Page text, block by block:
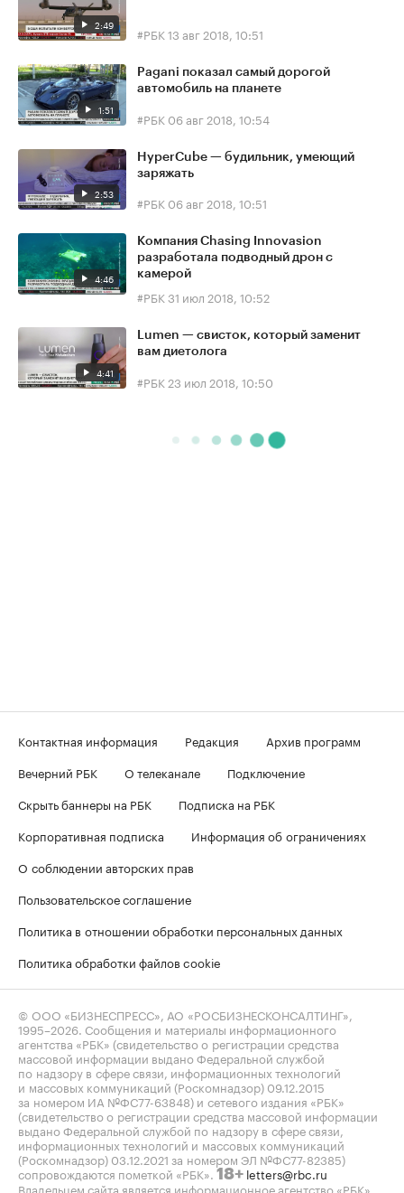
2:49 #РБК13 авг 2018, 10:51
1:51
Pagani показал самый дорогой
автомобиль на планете
#РБК 06 авг 2018, 10:54
2:53
HyperCube — будильник, умеющий
заряжать
#РБК 06 авг 2018, 10:51
4:46
Компания Chasing Innovasion
разработала подводный дрон с
камерой
#РБК31 июл 2018, 10:52
4:41
Lumen — свисток, который заменит
вам диетолога
#РБК 23 июл 2018, 10:50
Контактная информация Редакция
Архив программ
Вечерний РБК
О телеканале
Подключение
Скрыть баннеры на РБК
Подписка на РБК
Корпоративная подписка
Информация об ограничениях
О соблюдении авторских прав
Пользовательское соглашение
Политика в отношении обработки персональных данных
Политика обработки файлов cookie
© ООО «БИЗНЕСПРЕСС», АО «РОСБИЗНЕСКОНСАЛТИНГ»,
1995–2026. Сообщения и материалы информационного
агентства «РБК» (свидетельство о регистрации средства
массовой информации выдано Федеральной службой
по надзору в сфере связи, информационных технологий
и массовых коммуникаций (Роскомнадзор) 09.12.2015
за номером ИА №ФС77-63848) и сетевого издания «РБК»
(свидетельство о регистрации средства массовой информации
выдано Федеральной службой по надзору в сфере связи,
информационных технологий и массовых коммуникаций
(Роскомнадзор) 03.12.2021 за номером ЭЛ №ФС77-82385)
сопровождаются пометкой «РБК». 18+ letters@rbc.ru
Владельцем сайта является информационное агентство «РБК».